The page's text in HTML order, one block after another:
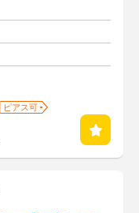
ピアス可